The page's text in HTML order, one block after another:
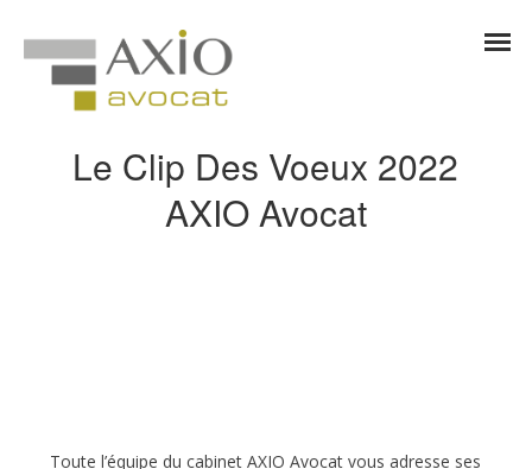
Le Clip Des Voeux 2022
AXIO Avocat
Toute l’équipe du cabinet AXIO Avocat vous adresse ses